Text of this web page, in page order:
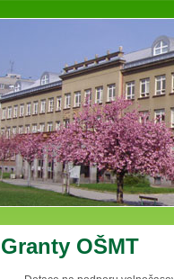
Granty OŠMT